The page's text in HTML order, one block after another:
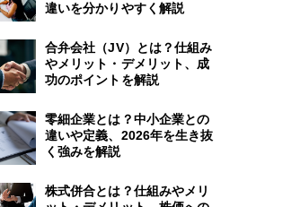
違いを分かりやすく解説
合弁会社（JV）とは？仕組み
やメリット・デメリット、成
功のポイントを解説
零細企業とは？中小企業との
違いや定義、2026年を生き抜
く強みを解説
株式併合とは？仕組みやメリ